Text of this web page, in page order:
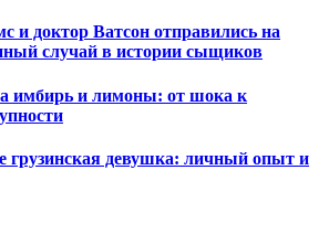
и доктор Ватсон отправились на
случай в истории сыщиков
имбирь и лимоны: от шока к
грузинская девушка: личный опыт и